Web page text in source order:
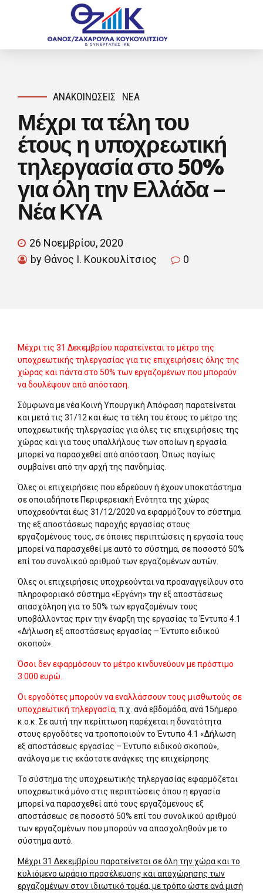
ΑΝΑΚΟΙΝΏΣΕΙΣ ΝΈΑ
Μέχρι τα τέλη του
έτους η υποχρεωτική
τηλεργασία στο 50%
για όλη την Ελλάδα –
Νέα ΚΥΑ
26 Νοεμβρίου, 2020
by Θάνος Ι. Κουκουλίτσιος
0
Μέχρι τις 31 Δεκεμβρίου παρατείνεται το μέτρο της
υποχρεωτικής τηλεργασίας για τις επιχειρήσεις όλης της
χώρας και πάντα στο 50% των εργαζομένων που μπορούν
να δουλέψουν από απόσταση.
Σύμφωνα με νέα Κοινή Υπουργική Απόφαση παρατείνεται
και μετά τις 31/12 και έως τα τέλη του έτους το μέτρο της
υποχρεωτικής τηλεργασίας για όλες τις επιχειρήσεις της
χώρας και για τους υπαλλήλους των οποίων η εργασία
μπορεί να παρασχεθεί από απόσταση. Όπως παγίως
συμβαίνει από την αρχή της πανδημίας.
Όλες οι επιχειρήσεις που εδρεύουν ή έχουν υποκατάστημα
σε οποιαδήποτε Περιφερειακή Ενότητα της χώρας
υποχρεούνται έως 31/12/2020 να εφαρμόζουν το σύστημα
της εξ αποστάσεως παροχής εργασίας στους
εργαζομένους τους, σε όποιες περιπτώσεις η εργασία τους
μπορεί να παρασχεθεί με αυτό το σύστημα, σε ποσοστό 50%
επί του συνολικού αριθμού των εργαζομένων αυτών.
Όλες οι επιχειρήσεις υποχρεούνται να προαναγγείλουν στο
πληροφοριακό σύστημα «Εργάνη» την εξ αποστάσεως
απασχόληση για το 50% των εργαζομένων τους
υποβάλλοντας πριν την έναρξη της εργασίας το Έντυπο 4.1
«Δήλωση εξ αποστάσεως εργασίας – Έντυπο ειδικού
σκοπού».
Όσοι δεν εφαρμόσουν το μέτρο κινδυνεύουν με πρόστιμο
3.000 ευρώ.
Οι εργοδότες μπορούν να εναλλάσσουν τους μισθωτούς σε
υποχρεωτική τηλεργασία, π.χ. ανά εβδομάδα, ανά 15ήμερο
κ.ο.κ. Σε αυτή την περίπτωση παρέχεται η δυνατότητα
στους εργοδότες να τροποποιούν το Έντυπο 4.1 «Δήλωση
εξ αποστάσεως εργασίας – Έντυπο ειδικού σκοπού»,
ανάλογα με τις εκάστοτε ανάγκες της επιχείρησης.
Το σύστημα της υποχρεωτικής τηλεργασίας εφαρμόζεται
υποχρεωτικά μόνο στις περιπτώσεις όπου η εργασία
μπορεί να παρασχεθεί από τους εργαζόμενους εξ
αποστάσεως σε ποσοστό 50% επί του συνολικού αριθμού
των εργαζομένων που μπορούν να απασχοληθούν με το
σύστημα αυτό.
Μέχρι 31 Δεκεμβρίου παρατείνεται σε όλη την χώρα και το
κυλιόμενο ωράριο προσέλευσης και αποχώρησης των
εργαζομένων στον ιδιωτικό τομέα, με τρόπο ώστε ανά μισή